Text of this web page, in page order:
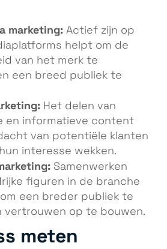
marketing: Actief zijn op
helpt om de
van het merk te
een breed publiek te
Het delen van
en informatieve content
van potentiële klanten
interesse wekken.
Samenwerken
figuren in de branche
een breder publiek te
vertrouwen op te bouwen.
meten